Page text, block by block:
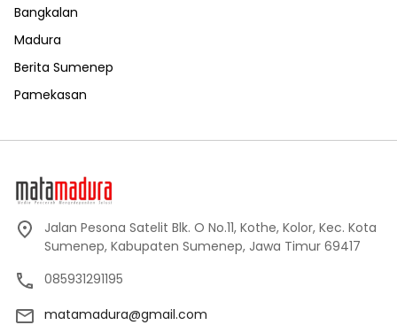
Bangkalan
Madura
Berita Sumenep
Pamekasan
Jalan Pesona Satelit Blk. O No.11, Kothe, Kolor, Kec. Kota
Sumenep, Kabupaten Sumenep, Jawa Timur 69417
085931291195
matamadura@gmail.com